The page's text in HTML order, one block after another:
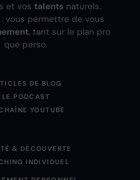
et vos talents naturels.
vous permettre de vous
, tant sur le plan pro
que perso.
DE BLOG
LE PODCAST
YOUTUBE
& DÉCOUVERTE
INDIVIDUEL